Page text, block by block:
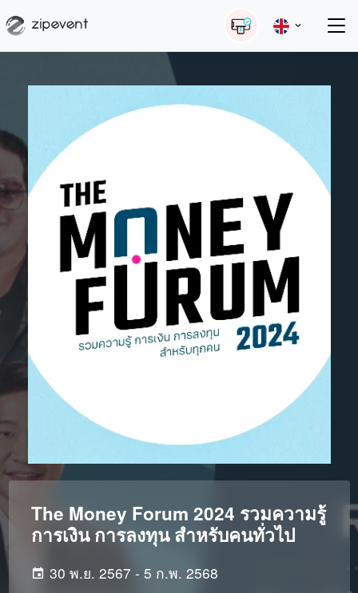
The Money Forum 2024 รวมความรู้
การเงิน การลงทุน สำหรับคนทั่วไป
30 พ.ย. 2567 - 5 ก.พ. 2568